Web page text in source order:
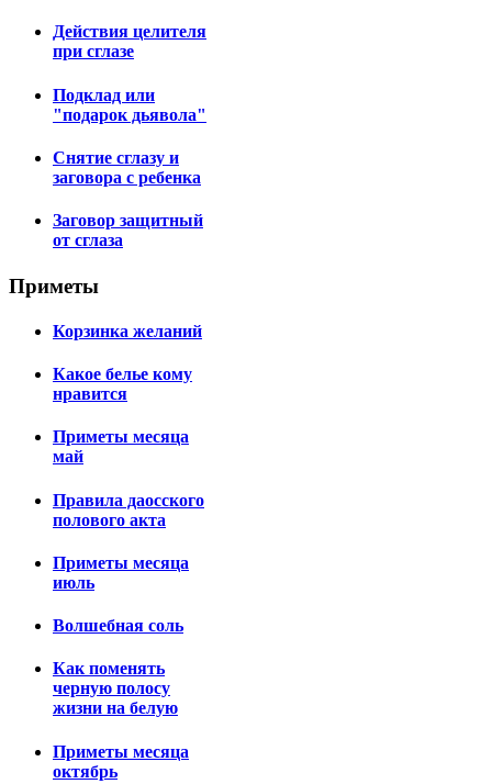
Действия целителя
при сглазе
Подклад или
"подарок дьявола"
Снятие сглазу и
заговора с ребенка
Заговор защитный
от сглаза
Приметы
Корзинка желаний
Какое белье кому
нравится
Приметы месяца
май
Правила даосского
полового акта
Приметы месяца
июль
Волшебная соль
Как поменять
черную полосу
жизни на белую
Приметы месяца
октябрь